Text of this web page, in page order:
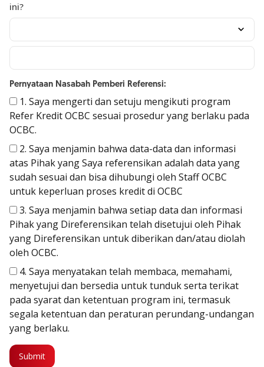
ini?
Pernyataan Nasabah Pemberi Referensi:
1. Saya mengerti dan setuju mengikuti program
Refer Kredit OCBC sesuai prosedur yang berlaku pada
OCBC.
2. Saya menjamin bahwa data-data dan informasi
atas Pihak yang Saya referensikan adalah data yang
sudah sesuai dan bisa dihubungi oleh Staff OCBC
untuk keperluan proses kredit di OCBC
3. Saya menjamin bahwa setiap data dan informasi
Pihak yang Direferensikan telah disetujui oleh Pihak
yang Direferensikan untuk diberikan dan/atau diolah
oleh OCBC.
4. Saya menyatakan telah membaca, memahami,
menyetujui dan bersedia untuk tunduk serta terikat
pada syarat dan ketentuan program ini, termasuk
segala ketentuan dan peraturan perundang-undangan
yang berlaku.